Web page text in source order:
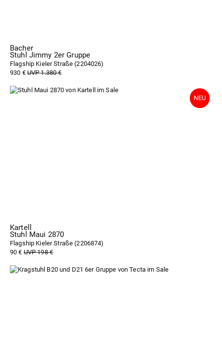
Bacher
Stuhl Jimmy 2er Gruppe
Flagship Kieler Straße (2204026)
930 €UVP 1.380 €
Kartell
Stuhl Maui 2870
Flagship Kieler Straße (2206874)
90 €UVP 198 €